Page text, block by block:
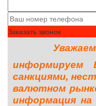
Заказать звонок
санкциями,
валютном
информация